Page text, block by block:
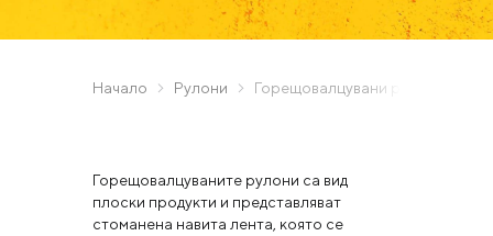
Начало Рулони Горещовалцувани рулони
Горещовалцуваните рулони са вид
плоски продукти и представляват
стоманена навита лента, която се